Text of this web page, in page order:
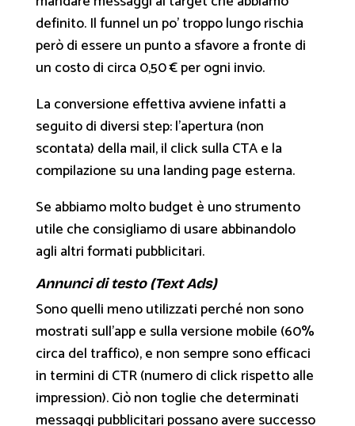
definito. Il funnel un po’ troppo lungo rischia
però di essere un punto a sfavore a fronte di
un costo di circa 0,50 € per ogni invio.
La conversione effettiva avviene infatti a
seguito di diversi step: l’apertura (non
scontata) della mail, il click sulla CTA e la
compilazione su una landing page esterna.
Se abbiamo molto budget è uno strumento
utile che consigliamo di usare abbinandolo
agli altri formati pubblicitari.
Annunci di testo (Text Ads)
Sono quelli meno utilizzati perché non sono
mostrati sull’app e sulla versione mobile (60%
circa del traffico), e non sempre sono efficaci
in termini di CTR (numero di click rispetto alle
impression). Ciò non toglie che determinati
messaggi pubblicitari possano avere successo